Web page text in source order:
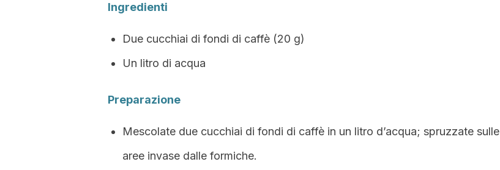
Ingredienti
Due cucchiai di fondi di caffè (20 g)
Un litro di acqua
Preparazione
Mescolate due cucchiai di fondi di caffè in un litro d’acqua; spruzzate sulle
aree invase dalle formiche.